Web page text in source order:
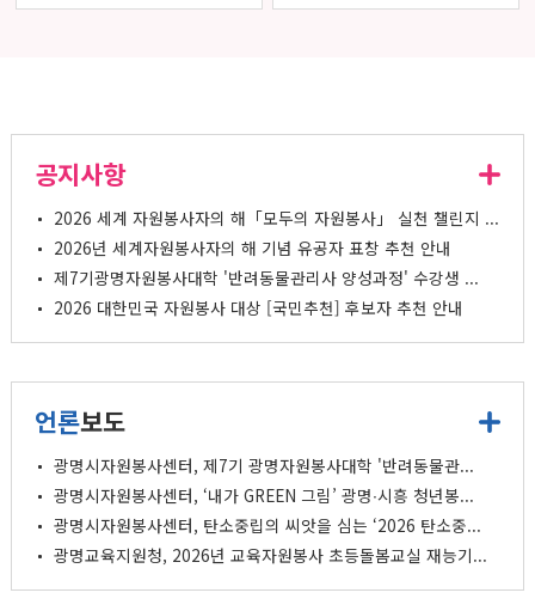
공지사항
2026 세계 자원봉사자의 해「모두의 자원봉사」 실천 챌린지 ...
2026년 세계자원봉사자의 해 기념 유공자 표창 추천 안내
제7기광명자원봉사대학 '반려동물관리사 양성과정' 수강생 ...
2026 대한민국 자원봉사 대상 [국민추천] 후보자 추천 안내
언론보도
광명시자원봉사센터, 제7기 광명자원봉사대학 '반려동물관...
광명시자원봉사센터, ‘내가 GREEN 그림’ 광명∙시흥 청년봉...
광명시자원봉사센터, 탄소중립의 씨앗을 심는 ‘2026 탄소중...
광명교육지원청, 2026년 교육자원봉사 초등돌봄교실 재능기...